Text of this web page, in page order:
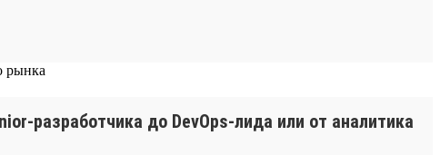
разработчика до DevOps-лида или от аналитика